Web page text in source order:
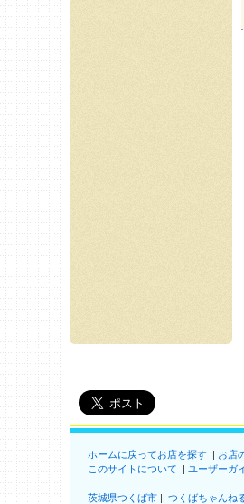
ホームに戻ってお店を探す お店
このサイトについて
ユーザーガ
茨城県つくば市 つくばちゃんね